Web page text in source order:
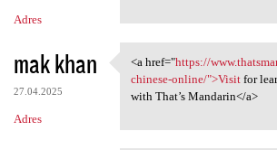
Adres
mak khan
27.04.2025
Adres
<a href="https://www
<a href="https://
chinese-online/">Visitfor
with That’s Mandarin</a>